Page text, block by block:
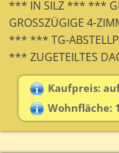
*** IN SILZ *** ***
GROSSZÜGIGE 4-
*** *** TG-
*** ZUGETEILTES
Kaufpreis:
Wohnfläche: